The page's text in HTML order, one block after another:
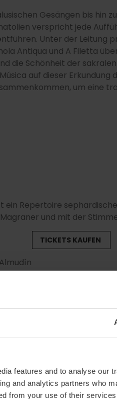
features and to analyse our
and analytics partners who
from your use of their
Gesängen bis hin
verspricht jede
Unter der Leitung
Antiqua und A Filetta
die Schönheit der
auf dieser
um eine
Repertoire
und mit der
TICKETS KAUFEN
von Juan Carlos
spanischen
la Música